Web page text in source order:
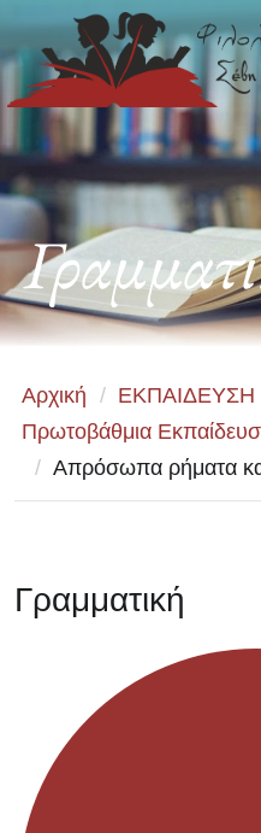
Αρχική / ΕΚΠΑΙΔΕΥΣΗ
Πρωτοβάθμια
/ Απρόσωπα ρήματα
Γραμματική